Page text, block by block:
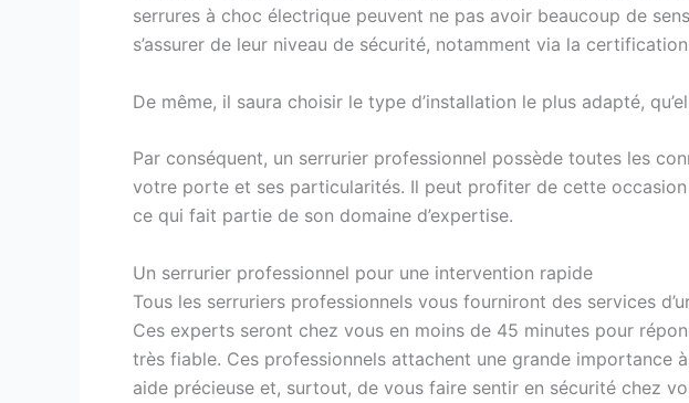
serrures à choc électrique peuvent ne pas avoir beaucoup de
s’assurer de leur niveau de sécurité, notamment via la certification
De même, il saura choisir le type d’installation le plus adapté,
Par conséquent, un serrurier professionnel possède toutes les
votre porte et ses particularités. Il peut profiter de cette
ce qui fait partie de son domaine d’expertise.
Un serrurier professionnel pour une intervention rapide
Tous les serruriers professionnels vous fourniront des services
Ces experts seront chez vous en moins de 45 minutes pour
très fiable. Ces professionnels attachent une grande importance
aide précieuse et, surtout, de vous faire sentir en sécurité chez